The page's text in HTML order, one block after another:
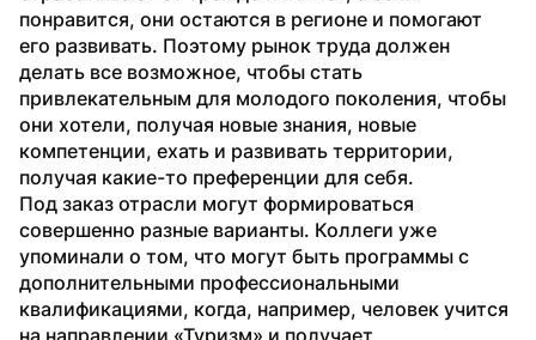
понравится, они остаются в регионе и помогают
его развивать. Поэтому рынок труда должен
делать все возможное, чтобы стать
привлекательным для молодого поколения, чтобы
они хотели, получая новые знания, новые
компетенции, ехать и развивать территории,
получая какие-то преференции для себя.
Под заказ отрасли могут формироваться
совершенно разные варианты. Коллеги уже
упоминали о том, что могут быть программы с
дополнительными профессиональными
квалификациями, когда, например, человек учится
на направлении «Туризм» и получает